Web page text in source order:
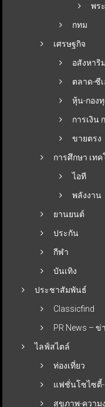
พร
กทม
เศรษฐกิจ
อสังหาริ
ตลาด-ซี
หุ้น-กอง
การเงิน
ขายตรง
การศึกษา เท
ไอที
พลังงาน
ยานยนต์
ประกัน
กีฬา
บันเทิง
ประชาสัมพันธ์
Classicfind
PR News –
ไลฟ์สไตล์
ท่องเที่ยว
แฟชั่นโซไซตี้-
สุขภาพ-ความ